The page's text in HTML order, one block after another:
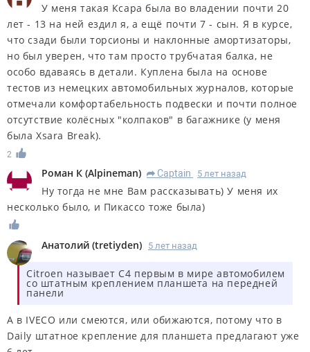
У меня такая Ксара была во владении почти 20
лет - 13 на ней ездил я, а ещё почти 7 - сын. Я в курсе,
что сзади были торсионы и наклонные амортизаторы,
но был уверен, что там просто трубчатая балка, не
особо вдаваясь в детали. Куплена была на основе
тестов из немецких автомобильных журналов, которые
отмечали комфортабельность подвески и почти полное
отсутствие колёсных "колпаков" в багажнике (у меня
была Xsara Break).
2
Роман К (Alpineman) R Captain 5 лет назад
Ну тогда не мне Вам рассказывать) У меня их
несколько было, и Пикассо тоже была)
Анатолий (tretiyden) 5 лет назад
Citroen называет C4 первым в мире автомобилем
со штатным креплением планшета на передней
панели
А в IVECO или смеются, или обижаются, потому что в
Daily штатное крепление для планшета предлагают уже